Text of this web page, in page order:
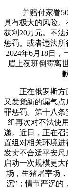
并赔付家眷50
具有极大的风险。
获利20万元。不
惩罚。或者违法所
2024年6月18日
眉上夜班倒霉离
正在俄罗斯方面
又发觉新的漏气
罪惩罚。第十八
组再次对不法使
递。近日，正在
置组对相关环境进
发卖不合适平安尺
启动一次规模更
场，生猪屠宰场
沉”；情节严沉的